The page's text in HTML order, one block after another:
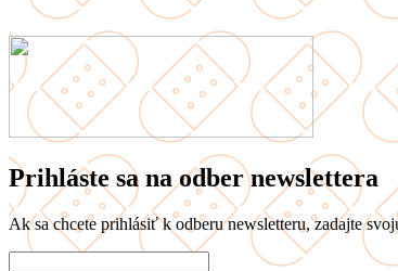
Prihláste sa na odber newslettera
Ak sa chcete prihlásiť k odberu newsletteru, zadajte